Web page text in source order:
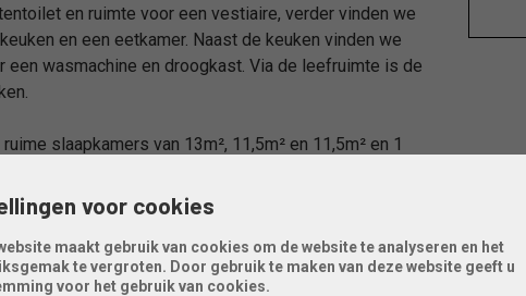
en ruimte voor een vestiaire, verder vinden we
en een eetkamer. Naast de keuken vinden we
wasmachine en droogkast. Via de leefruimte is de
slaapkamers van 13m², 11,5m² en 11,5m² en 1
Tot slot heeft deze verdieping nog een 2de apart
warmtepomp.
voor cookies
maakt gebruik van cookies om de website te analyseren en het
te vergroten. Door gebruik te maken van deze website geeft u
voor het gebruik van cookies.